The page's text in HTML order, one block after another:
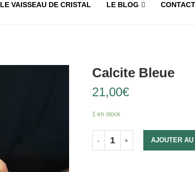
LE VAISSEAU DE CRISTAL LE BLOG CONTACT
Calcite Bleue
21,00€
1 en stock
AJOUTER AU